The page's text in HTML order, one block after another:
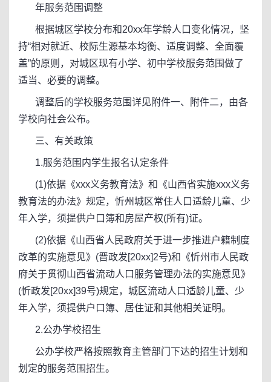
年服务范围调整
根据城区学校分布和20xx年学龄人口变化情况，坚
持“相对就近、校际生源基本均衡、适度调整、全面覆
盖”的原则，对城区现有小学、初中学校服务范围做了
适当、必要的调整。
调整后的学校服务范围详见附件一、附件二，由各
学校向社会公布。
三、有关政策
1.服务范围内学生报名认定条件
(1)依据《xxx义务教育法》和《山西省实施xxx义务
教育法的办法》规定，忻州城区常住人口适龄儿童、少
年入学，须提供户口簿和房屋产权(所有)证。
(2)依据《山西省人民政府关于进一步推进户籍制度
改革的实施意见》(晋政发[20xx]2号)和《忻州市人民政
府关于贯彻山西省流动人口服务管理办法的实施意见》
(忻政发[20xx]39号)规定，城区流动人口适龄儿童、少
年入学，须提供户口簿、居住证和其他相关证明。
2.公办学校招生
公办学校严格按照教育主管部门下达的招生计划和
划定的服务范围招生。